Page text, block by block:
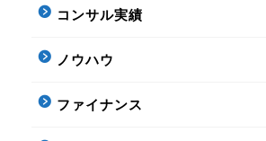
コンサル実績
ノウハウ
ファイナンス